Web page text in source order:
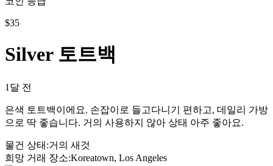
$35
Silver 토트백
1달 전
은색 토트백이에요. 손잡이로 들고다니기 편하고, 데일리 가방
으로 딱 좋습니다. 거의 사용하지 않아 상태 아주 좋아요.
물건 상태 :거의 새것
희망 거래 장소:Koreatown, Los Angeles